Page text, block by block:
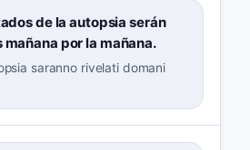
de la autopsia serán
mañana por la mañana.
saranno rivelati domani